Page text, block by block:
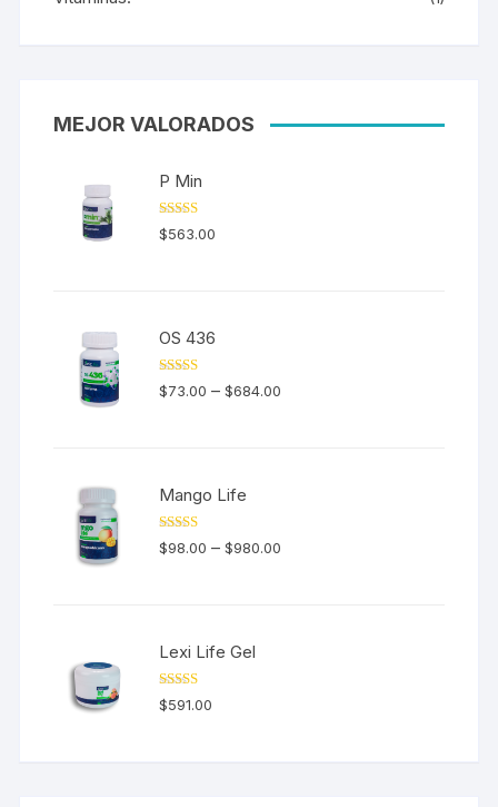
MEJOR VALORADOS
P Min
Valorado en
5.00de 5
$563.00
OS 436
Valorado en
5.00de 5
$73.00 –$684.00
Mango Life
Valorado en
5.00de 5
$98.00 –$980.00
Lexi Life Gel
Valorado en
5.00 de 5
$591.00